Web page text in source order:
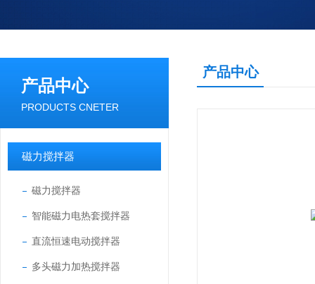
产品中心
PRODUCTS CNETER
磁力搅拌器
磁力搅拌器
智能磁力电热套搅拌器
直流恒速电动搅拌器
多头磁力加热搅拌器
产品中心